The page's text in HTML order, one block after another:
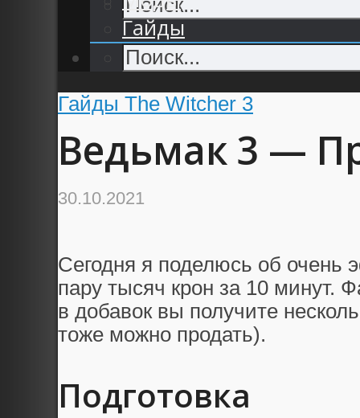
Гайды
Гайды The Witcher 3
Ведьмак 3 —
30.10.2021
Сегодня я поделюсь об очень
пару тысяч крон за 10 минут.
в добавок вы получите
тоже можно продать).
Подготовка